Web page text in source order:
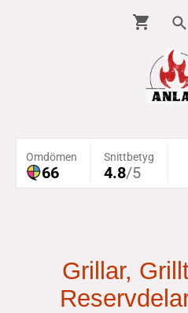
Grillar,